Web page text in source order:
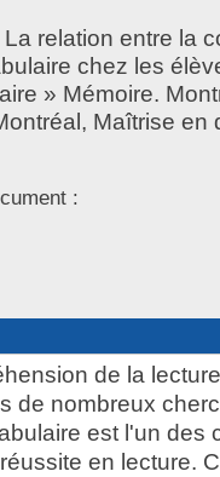
La relation entre la
chez les
» Mémoire.
Maîtrise en
:
de la
de nombreux
est l'un des
en lecture.